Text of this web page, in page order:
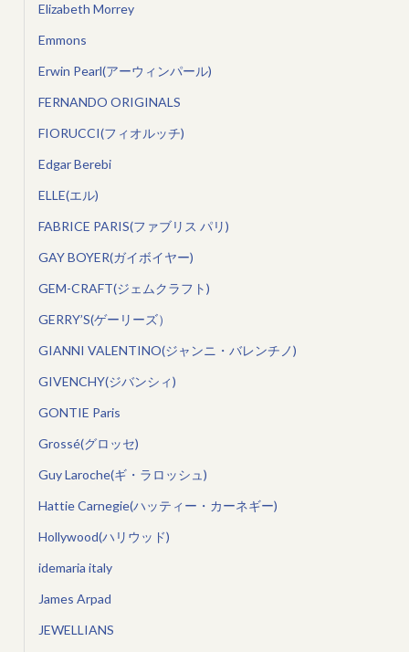
Elizabeth Morrey
Emmons
Erwin Pearl(アーウィンパール)
FERNANDO ORIGINALS
FIORUCCI(フィオルッチ)
Edgar Berebi
ELLE(エル)
FABRICE PARIS(ファブリス パリ)
GAY BOYER(ガイボイヤー)
GEM-CRAFT(ジェムクラフト)
GERRY’S(ゲーリーズ）
GIANNI VALENTINO(ジャンニ・バレンチノ)
GIVENCHY(ジバンシィ)
GONTIE Paris
Grossé(グロッセ)
Guy Laroche(ギ・ラロッシュ)
Hattie Carnegie(ハッティー・カーネギー)
Hollywood(ハリウッド)
idemaria italy
James Arpad
JEWELLIANS